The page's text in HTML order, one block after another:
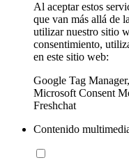
Al aceptar estos
que van más allá de
utilizar nuestro sitio
consentimiento,
en este sitio web:
Google Tag
Microsoft Consent
Freshchat
Contenido